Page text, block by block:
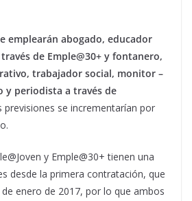
emplearán abogado, educador
de Emple@30+ y fontanero,
trabajador social, monitor –
y periodista a través de
previsiones se incrementarían por
y Emple@30+ tienen una
desde la primera contratación, que
enero de 2017, por lo que ambos